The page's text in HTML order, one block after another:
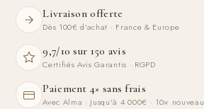
Livraison offerte
Dès 100€ d'achat · France & Europe
9,7/10 sur 150 avis
Certifiés Avis Garantis · RGPD
Paiement 4× sans frais
Avec Alma · Jusqu'à 4 000€ · 10× nouveau